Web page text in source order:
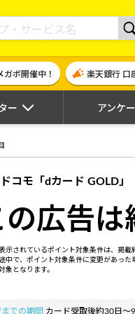
ト券に交換できるポイントサイト
ポ開催中！ 楽天銀行
ー アンケ
コモ「dカード GOLD」
の広告は
示されているポイント対象条件は、掲載
中で、ポイント対象条件に変更があった
象となります。
での期間 カード受取後約30日～